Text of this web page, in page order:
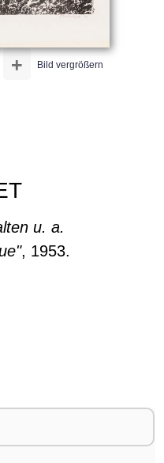
Bild vergrößern
+
u. a.
, 1953.